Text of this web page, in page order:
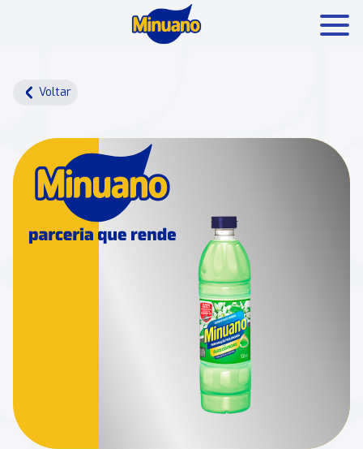
Voltar
Mais buscados: